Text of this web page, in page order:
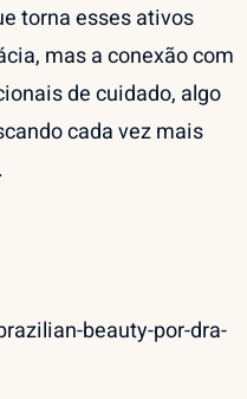
torna esses ativos
mas a conexão com
de cuidado, algo
cada vez mais
beauty-por-dra-